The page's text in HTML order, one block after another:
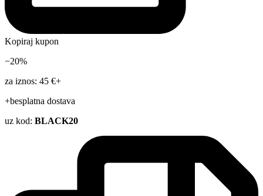
Kopiraj kupon
−20%
za iznos: 45 €+
+besplatna dostava
uz kod: BLACK20